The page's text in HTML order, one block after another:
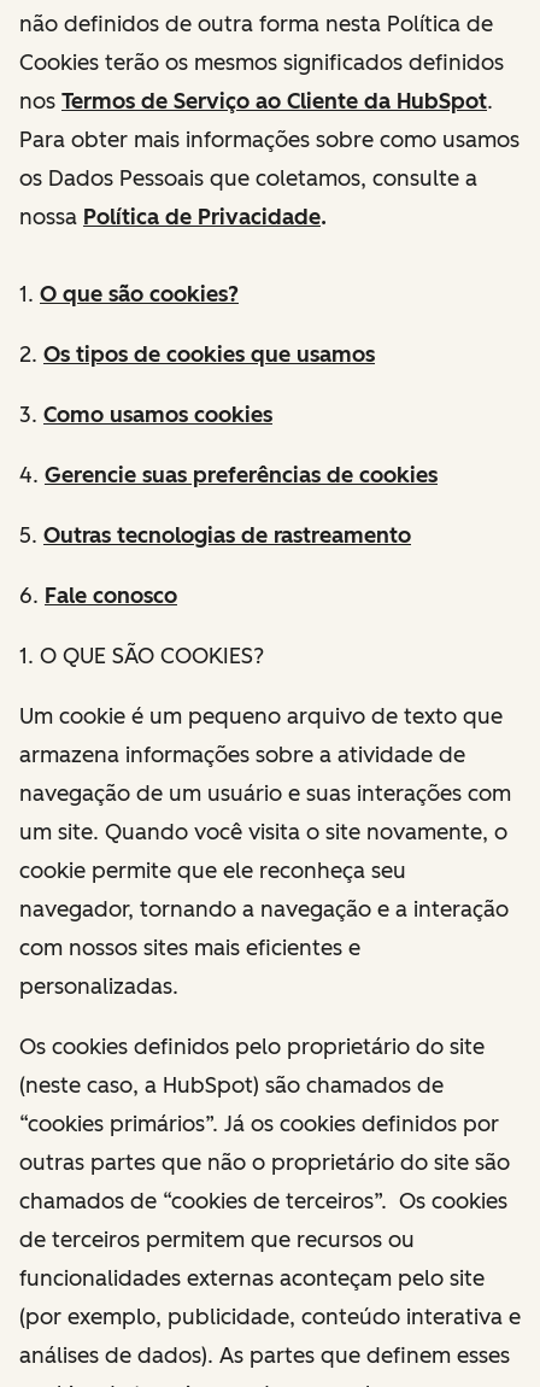
não definidos de outra forma nesta Política de
Cookies terão os mesmos significados definidos
nos Termos de Serviço ao Cliente da HubSpot.
Para obter mais informações sobre como usamos
os Dados Pessoais que coletamos, consulte a
nossa Política de Privacidade.
1. O que são cookies?
2. Os tipos de cookies que usamos
3. Como usamos cookies
4. Gerencie suas preferências de cookies
5. Outras tecnologias de rastreamento
6. Fale conosco
1. O QUE SÃO COOKIES?
Um cookie é um pequeno arquivo de texto que
armazena informações sobre a atividade de
navegação de um usuário e suas interações com
um site. Quando você visita o site novamente, o
cookie permite que ele reconheça seu
navegador, tornando a navegação e a interação
com nossos sites mais eficientes e
personalizadas.
Os cookies definidos pelo proprietário do site
(neste caso, a HubSpot) são chamados de
“cookies primários”. Já os cookies definidos por
outras partes que não o proprietário do site são
chamados de “cookies de terceiros”. Os cookies
de terceiros permitem que recursos ou
funcionalidades externas aconteçam pelo site
(por exemplo, publicidade, conteúdo interativa e
análises de dados). As partes que definem esses